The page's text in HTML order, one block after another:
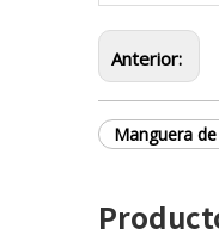
Anterior:
Manguera